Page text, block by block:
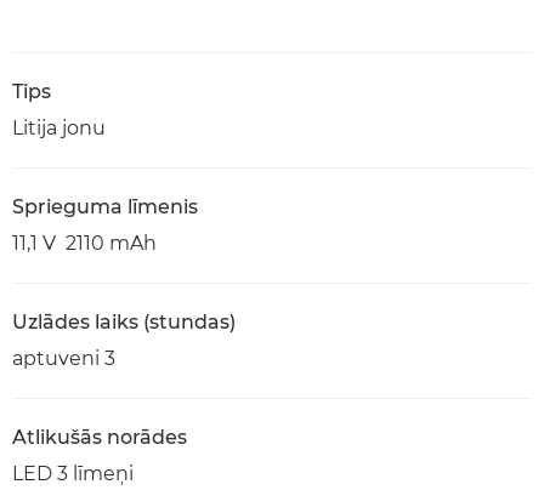
Tips
Litija jonu
Sprieguma līmenis
11,1 V 2110 mAh
Uzlādes laiks (stundas)
aptuveni 3
Atlikušās norādes
LED 3 līmeņi